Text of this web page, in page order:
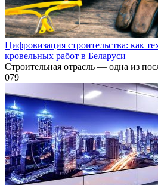
Цифровизация строительства: как
кровельных работ в Беларуси
Строительная отрасль — одна из
079